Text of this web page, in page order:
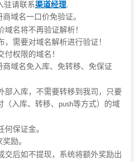
驻请联系渠道经理.
域名一口价免验证。
域名将不再验证解析！
，需要对域名解析进行验证！
付权限的域名！
商域名免入库、免转移、免保证
部入库，不需要转移到我司，只要
（入库、转移、 push等方式）的域
何保证金。
励。
交后如不提现，系统将额外奖励出